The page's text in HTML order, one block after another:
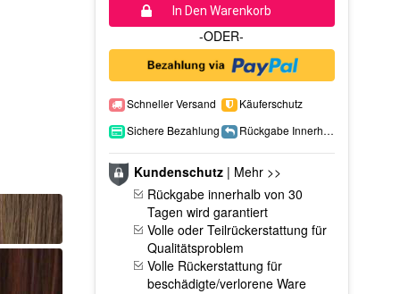
In Den Warenkorb
-ODER-
Schneller Versand
Käuferschutz
Sichere Bezahlung
Rückgabe Innerhalb 15 Tage
Kundenschutz| Mehr >>
Rückgabe innerhalb von 30
Tagen wird garantiert
Volle oder Teilrückerstattung für
Qualitätsproblem
Volle Rückerstattung für
beschädigte/verlorene Ware